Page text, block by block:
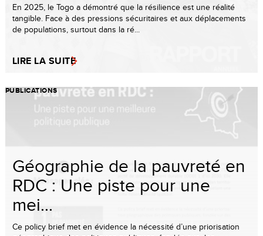
En 2025, le Togo a démontré que la résilience est une réalité
tangible. Face à des pressions sécuritaires et aux déplacements
de populations, surtout dans la ré...
LIRE LA SUITE
PUBLICATIONS
Géographie de la pauvreté en
RDC : Une piste pour une
mei...
Ce policy brief met en évidence la nécessité d’une priorisation